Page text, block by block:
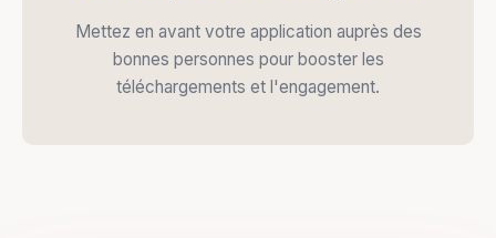
Mettez en avant votre application auprès des
bonnes personnes pour booster les
téléchargements et l'engagement.